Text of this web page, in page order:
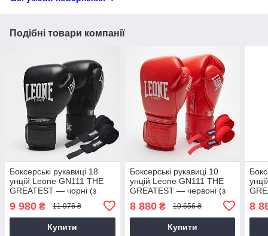
Подібні товари компанії
Боксерські рукавиці 18
унцій Leone GN111 THE
GREATEST — чорні (з
9 980 ₴ 11 976 ₴
Купити
Боксерські рукавиці 10
унцій Leone GN111 THE
GREATEST — червоні (з
8 880₴ 10 656 ₴
Купити
8